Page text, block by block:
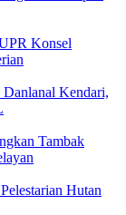
Konsel
Kendari,
Tambak
Hutan